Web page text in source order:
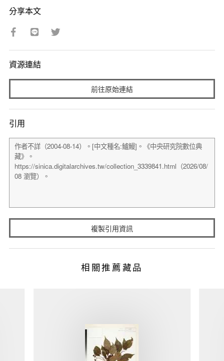
分享本文
資源連結
前往原始連結
引用
複製引用資訊
相關推薦藏品